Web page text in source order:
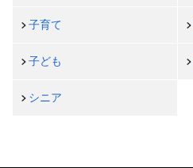
子育て
子ども
シニア